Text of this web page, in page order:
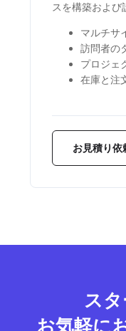
スを構築および
マルチサ
訪問者の
プロジェ
在庫と注
お見積り依
スタ
お気軽に